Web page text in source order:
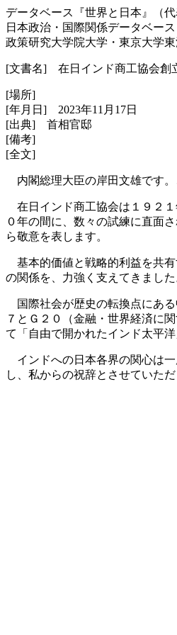
データベース『世界と日本』（代
日本政治・国際関係データベース
政策研究大学院大学・東京大学
[文書名] 在日インド商工協会創
[場所]
[年月日] 2023年11月17日
[出典] 首相官邸
[備考]
[全文]
内閣総理大臣の岸田文雄です。
在日インド商工協会は１９２１
０年の間に、数々の試練に直面
ら敬意を表します。
基本的価値と戦略的利益を共有
の関係を、力強く支えてきまし
国際社会が歴史の転換点にある
７とＧ２０（金融・世界経済に
て「自由で開かれたインド太平
インドへの日本各界の関心は一
し、私からの祝辞とさせていた